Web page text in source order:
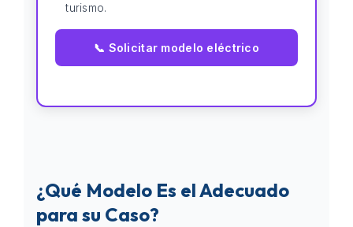
turismo.
📞 Solicitar modelo eléctrico
¿Qué Modelo Es el Adecuado
para su Caso?